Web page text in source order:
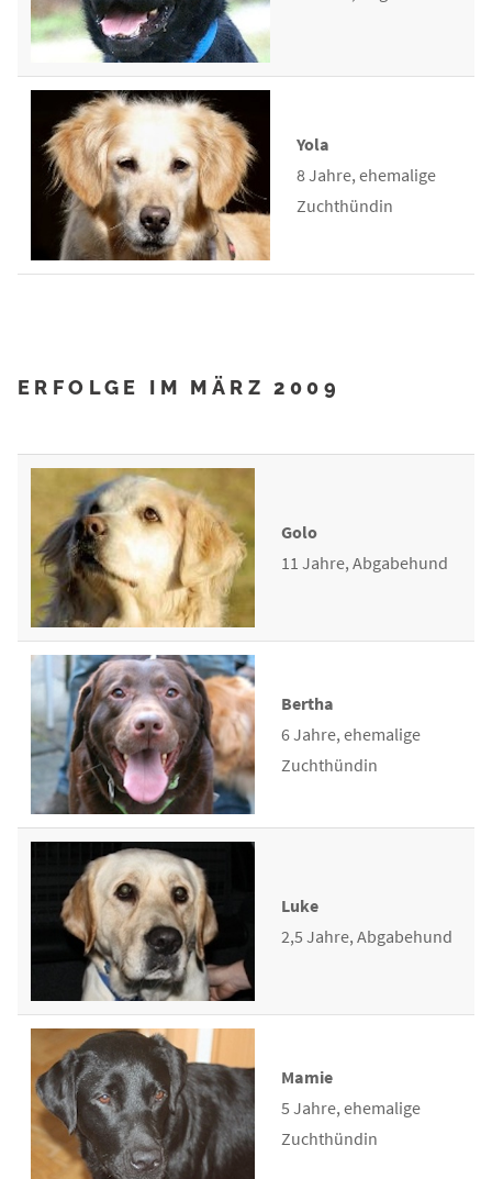
Yola
8 Jahre, ehemalige
Zuchthündin
ERFOLGE IM MÄRZ 2009
Golo
11 Jahre, Abgabehund
Bertha
6 Jahre, ehemalige
Zuchthündin
Luke
2,5 Jahre, Abgabehund
Mamie
5 Jahre, ehemalige
Zuchthündin